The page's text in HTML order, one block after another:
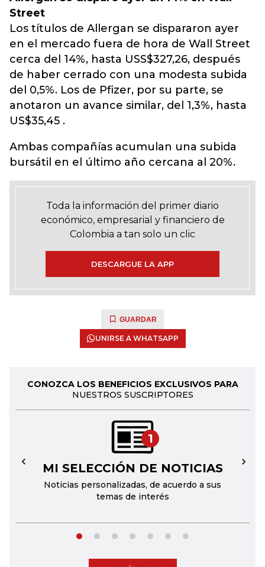
Street
Los títulos de Allergan se dispararon ayer
en el mercado fuera de hora de Wall Street
cerca del 14%, hasta USS$327,26, después
de haber cerrado con una modesta subida
del 0,5%. Los de Pfizer, por su parte, se
anotaron un avance similar, del 1,3%, hasta
US$35,45 .
Ambas compañías acumulan una subida
bursátil en el último año cercana al 20%.
Toda la información del primer diario
económico, empresarial y financiero de
Colombia a tan solo un clic
DESCARGUE LA APP
GUARDAR
UNIRSE A WHATSAPP
CONOZCA LOS BENEFICIOS EXCLUSIVOS PARA
NUESTROS SUSCRIPTORES
1
MI SELECCIÓN DE NOTICIAS
Noticias personalizadas, de acuerdo a sus
temas de interés
← →